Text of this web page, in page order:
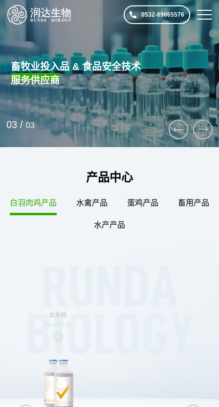
0532-89065576
畜牧业投入品 & 食品安全技术
服务供应商
3 / 3
产品中心
白羽肉鸡产品 水禽产品 蛋鸡产品 畜用产品
水产产品
BIOLOGY
RUNDA
水禽产品
+
RUNDA
蛋鸡产品
+
RUNDA
畜用产品
+
RUNDA
水产产品
+